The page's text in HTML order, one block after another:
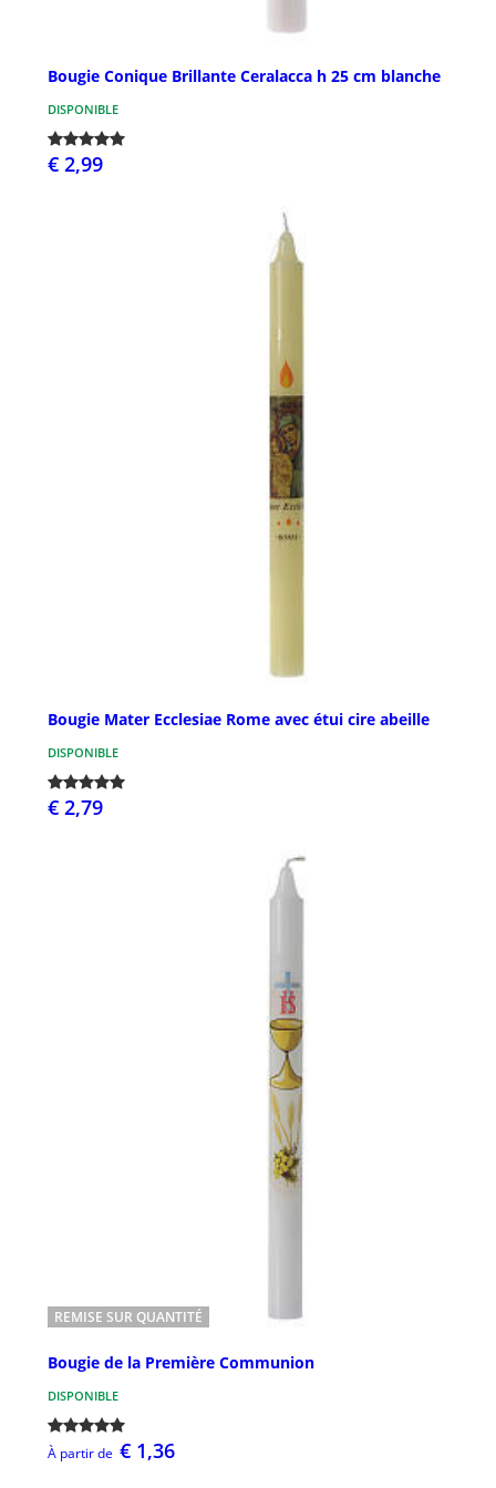
Bougie Conique Brillante Ceralacca h 25 cm blanche
DISPONIBLE
€ 2,99
Bougie Mater Ecclesiae Rome avec étui cire abeille
DISPONIBLE
€ 2,79
REMISE SUR QUANTITÉ
Bougie de la Première Communion
DISPONIBLE
À partir de € 1,36